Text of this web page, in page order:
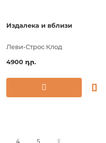
Издалека и вблизи
Леви-Строс Клод
4900 դր.
4 5